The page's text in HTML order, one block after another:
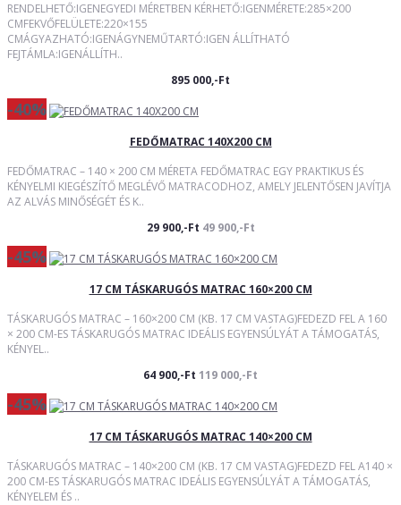
RENDELHETŐ:IGENEGYEDI MÉRETBEN KÉRHETŐ:IGENMÉRETE:285×200
CMFEKVŐFELÜLETE:220×155
CMÁGYAZHATÓ:IGENÁGYNEMŰTARTÓ:IGEN ÁLLÍTHATÓ
FEJTÁMLA:IGENÁLLÍTH..
895 000,-Ft
-40%
FEDŐMATRAC 140X200 CM
FEDŐMATRAC – 140 × 200 CM MÉRETA FEDŐMATRAC EGY PRAKTIKUS ÉS
KÉNYELMI KIEGÉSZÍTŐ MEGLÉVŐ MATRACODHOZ, AMELY JELENTŐSEN JAVÍTJA
AZ ALVÁS MINŐSÉGÉT ÉS K..
29 900,-Ft 49 900,-Ft
-45%
17 CM TÁSKARUGÓS MATRAC 160×200 CM
TÁSKARUGÓS MATRAC – 160×200 CM (KB. 17 CM VASTAG)FEDEZD FEL A 160
× 200 CM-ES TÁSKARUGÓS MATRAC IDEÁLIS EGYENSÚLYÁT A TÁMOGATÁS,
KÉNYEL..
64 900,-Ft 119 000,-Ft
-45%
17 CM TÁSKARUGÓS MATRAC 140×200 CM
TÁSKARUGÓS MATRAC – 140×200 CM (KB. 17 CM VASTAG)FEDEZD FEL A140 ×
200 CM-ES TÁSKARUGÓS MATRAC IDEÁLIS EGYENSÚLYÁT A TÁMOGATÁS,
KÉNYELEM ÉS ..